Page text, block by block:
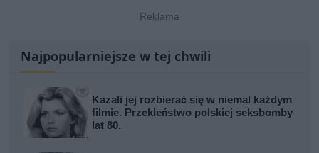
Najpopularniejsze w tej chwili
Kazali jej rozbierać się w niemal każdym
filmie. Przekleństwo polskiej seksbomby
lat 80.